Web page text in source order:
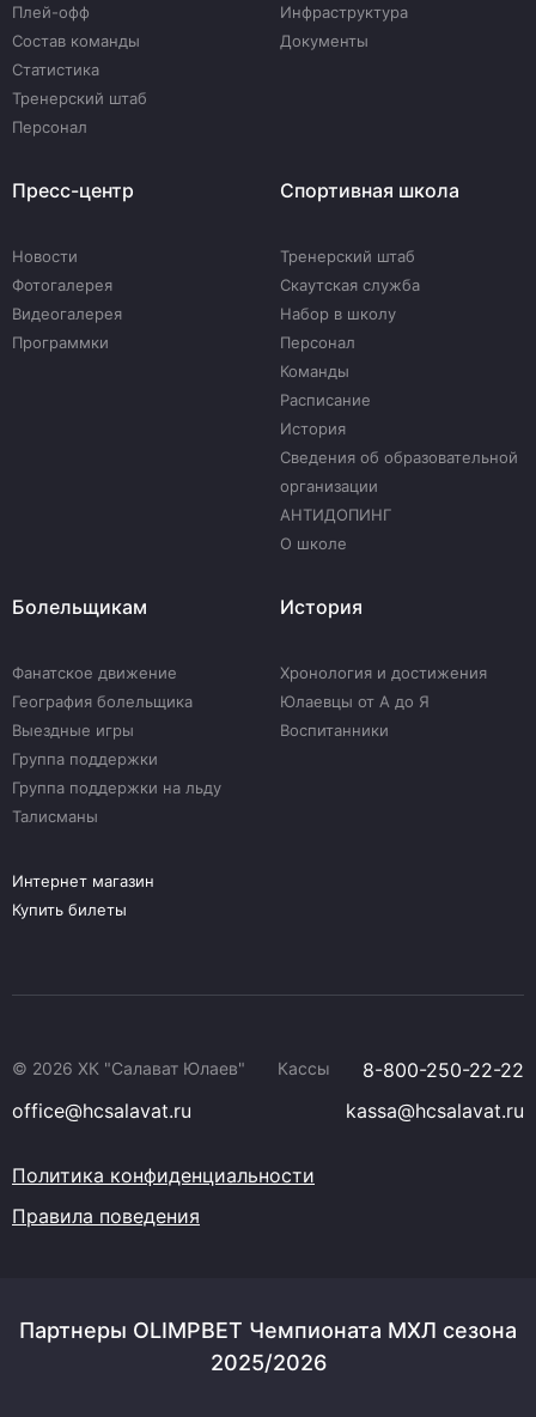
Плей-офф
Состав команды
Статистика
Тренерский штаб
Персонал
Инфраструктура
Документы
Пресс-центр
Новости
Фотогалерея
Видеогалерея
Программки
Спортивная школа
Тренерский штаб
Скаутская служба
Набор в школу
Персонал
Команды
Расписание
История
Сведения об образовательной
организации
АНТИДОПИНГ
О школе
Болельщикам
Фанатское движение
География болельщика
Выездные игры
Группа поддержки
Группа поддержки на льду
Талисманы
История
Хронология и достижения
Юлаевцы от А до Я
Воспитанники
Интернет магазин
Купить билеты
© 2026 ХК "Салават Юлаев" Кассы
8-800-250-22-22
office@hcsalavat.ru
kassa@hcsalavat.ru
Политика конфиденциальности
Правила поведения
Партнеры OLIMPBET Чемпионата МХЛ сезона
2025/2026